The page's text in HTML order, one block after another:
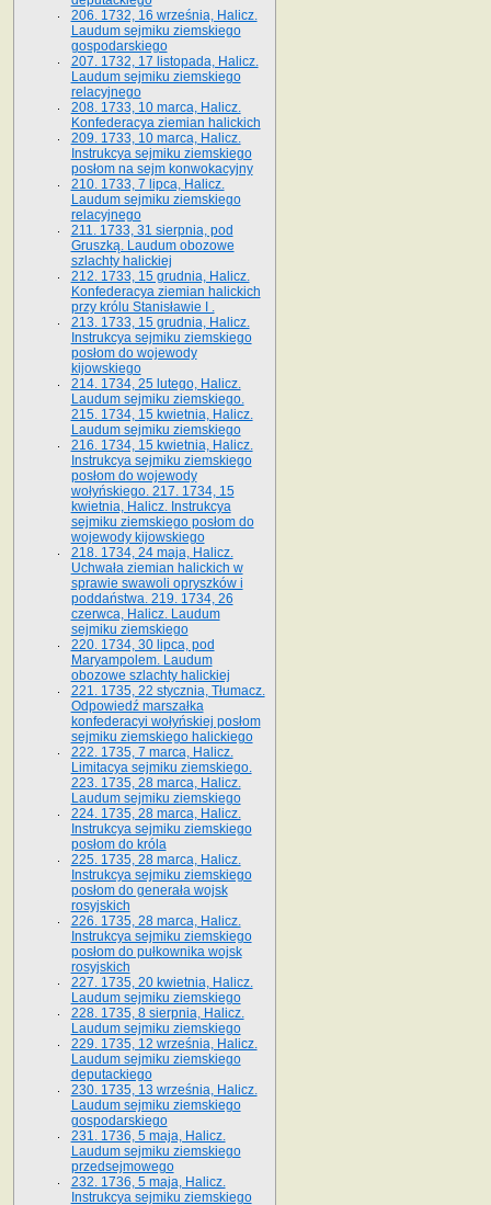
206. 1732, 16 września, Halicz.
Laudum sejmiku ziemskiego
gospodarskiego
207. 1732, 17 listopada, Halicz.
Laudum sejmiku ziemskiego
relacyjnego
208. 1733, 10 marca, Halicz.
Konfederacya ziemian halickich­
209. 1733, 10 marca, Halicz.
Instrukcya sejmiku ziemskiego
posłom na sejm konwokacyjny
210. 1733, 7 lipca, Halicz.
Laudum sejmiku ziemskiego
relacyjnego
211. 1733, 31 sierpnia, pod
Gruszką. Laudum obozowe
szlachty halickiej
212. 1733, 15 grudnia, Halicz.
Konfederacya ziemian halickich
przy królu Stanisławie I .
213. 1733, 15 grudnia, Halicz.
Instrukcya sejmiku ziemskiego
posłom do wojewody
kijowskiego
214. 1734, 25 lutego, Halicz.
Laudum sejmiku ziemskiego.
215. 1734, 15 kwietnia, Halicz.
Laudum sejmiku ziemskiego
216. 1734, 15 kwietnia, Halicz.
Instrukcya sejmiku ziemskiego
posłom do wojewody
wołyńskiego. 217. 1734, 15
kwietnia, Halicz. Instrukcya
sejmiku ziemskiego posłom do
wojewody kijowskiego
218. 1734, 24 maja, Halicz.
Uchwała ziemian halickich w
sprawie swawoli opryszków i
poddaństwa. 219. 1734, 26
czerwca, Halicz. Laudum
sejmiku ziemskiego
220. 1734, 30 lipca, pod
Maryampolem. Laudum
obozowe szlachty halickiej
221. 1735, 22 stycznia, Tłumacz.
Odpowiedź marszałka
konfederacyi wołyńskiej posłom
sejmiku ziemskiego halickiego
222. 1735, 7 marca, Halicz.
Limitacya sejmiku ziemskiego.
223. 1735, 28 marca, Halicz.
Laudum sejmiku ziemskiego
224. 1735, 28 marca, Halicz.
Instrukcya sejmiku ziemskiego
posłom do króla
225. 1735, 28 marca, Halicz.
Instrukcya sejmiku ziemskiego
posłom do generała wojsk
rosyjskich
226. 1735, 28 marca, Halicz.
Instrukcya sejmiku ziemskiego
posłom do pułkownika wojsk
rosyjskich
227. 1735, 20 kwietnia, Halicz.
Laudum sejmiku ziemskiego
228. 1735, 8 sierpnia, Halicz.
Laudum sejmiku ziemskiego
229. 1735, 12 września, Halicz.
Laudum sejmiku ziemskiego
deputackiego
230. 1735, 13 września, Halicz.
Laudum sejmiku ziemskiego
gospodarskiego
231. 1736, 5 maja, Halicz.
Laudum sejmiku ziemskiego
przedsejmowego
232. 1736, 5 maja, Halicz.
Instrukcya sejmiku ziemskiego